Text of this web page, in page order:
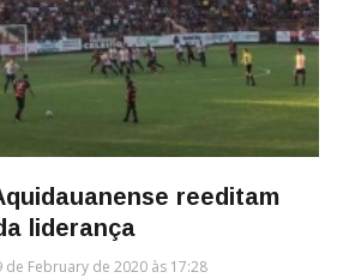
reeditam
liderança
de February de 2020 às 17:28